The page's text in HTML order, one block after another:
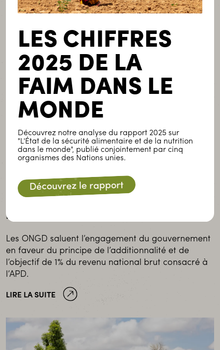
LIRE LA SUITE
Luxembourg Mobilisation Plaidoyer
Publié le 25 juin 2026
Une victoire importante pour la
luxembourgeoise
Les ONGD saluent l’engagement du gouvernement
en faveur du principe de l’additionnalité et de
l’objectif de 1% du revenu national brut consacré à
l’APD.
LIRE LA SUITE
LES CHIFFRES
2025 DE LA
FAIM DANS LE
MONDE
Découvrez notre analyse du rapport 2025 sur
"L'État de la sécurité alimentaire et de la nutrition
dans le monde", publié conjointement par cinq
organismes des Nations unies.
Découvrez le rapport